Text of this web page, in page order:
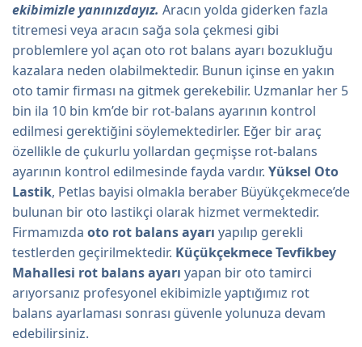
ekibimizle yanınızdayız. Aracın yolda giderken fazla
titremesi veya aracın sağa sola çekmesi gibi
problemlere yol açan oto rot balans ayarı bozukluğu
kazalara neden olabilmektedir. Bunun içinse en yakın
oto tamir firması na gitmek gerekebilir. Uzmanlar her 5
bin ila 10 bin km’de bir rot-balans ayarının kontrol
edilmesi gerektiğini söylemektedirler. Eğer bir araç
özellikle de çukurlu yollardan geçmişse rot-balans
ayarının kontrol edilmesinde fayda vardır. Yüksel Oto
Lastik, Petlas bayisi olmakla beraber Büyükçekmece’de
bulunan bir oto lastikçi olarak hizmet vermektedir.
Firmamızda oto rot balans ayarı yapılıp gerekli
testlerden geçirilmektedir. Küçükçekmece Tevfikbey
Mahallesi rot balans ayarı yapan bir oto tamirci
arıyorsanız profesyonel ekibimizle yaptığımız rot
balans ayarlaması sonrası güvenle yolunuza devam
edebilirsiniz.